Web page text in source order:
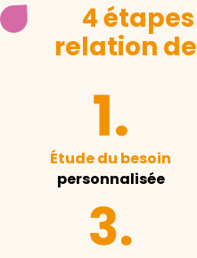
4
relation
Étude du besoin
personnalisée